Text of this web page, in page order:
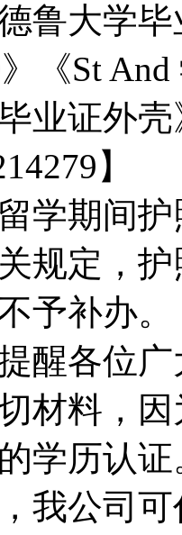
鲁大学
》《St
业证外
】
学期间
规定，
予补办。
醒各位
材料，
学历认
我公司